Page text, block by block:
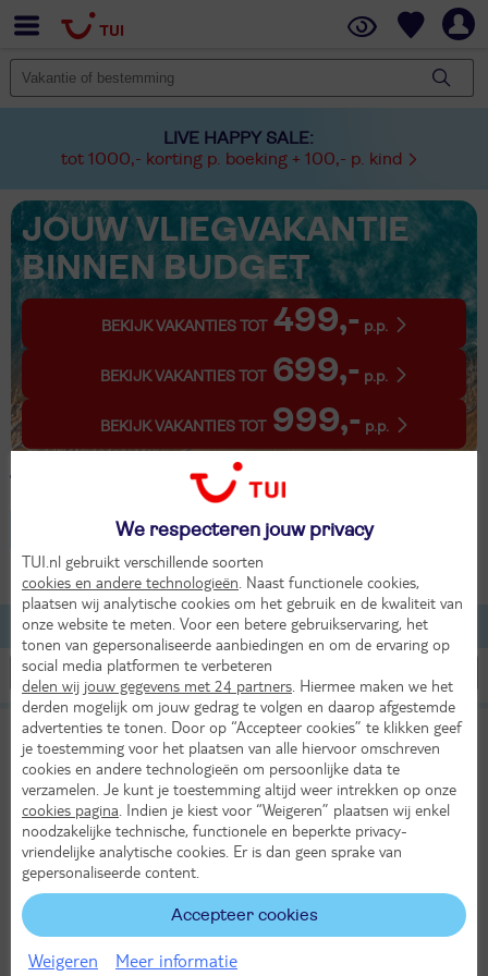
LIVE HAPPY SALE:
tot 1000,- korting p. boeking + 100,- p. kind
JOUW VLIEGVAKANTIE
BINNEN BUDGET
BEKIJK VAKANTIES TOT 499,- p.p.
BEKIJK VAKANTIES TOT 699,- p.p.
BEKIJK VAKANTIES TOT 999,- p.p.
1 Vakantie Dilsen-Stokkem
België - Dilsen-Stokkem
2 volwassenen
Filteren Lijst Kaart
10
Uitstekend
Terhills Resort by Center Parcs
TUI classificatie Vakantiepark
België Limburg Dilsen-Stokkem
Vr 8 jan 2027
4 dagen (3 nachten)
Eigen vervoer
Logies
448,-
We respecteren jouw privacy
TUI.nl gebruikt verschillende soorten
cookies en andere technologieën . Naast functionele cookies,
plaatsen wij analytische cookies om het gebruik en de kwaliteit van
onze website te meten. Voor een betere gebruikservaring, het
tonen van gepersonaliseerde aanbiedingen en om de ervaring op
social media platformen te verbeteren
delen wij jouw gegevens met 24 partners . Hiermee maken we het
derden mogelijk om jouw gedrag te volgen en daarop afgestemde
advertenties te tonen. Door op “Accepteer cookies” te klikken geef
je toestemming voor het plaatsen van alle hiervoor omschreven
cookies en andere technologieën om persoonlijke data te
verzamelen. Je kunt je toestemming altijd weer intrekken op onze
cookies pagina . Indien je kiest voor “Weigeren” plaatsen wij enkel
noodzakelijke technische, functionele en beperkte privacy-
vriendelijke analytische cookies. Er is dan geen sprake van
gepersonaliseerde content.
Accepteer cookies
Weigeren Meer informatie